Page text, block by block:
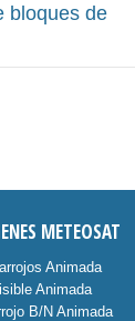
bloques de
METEOSAT
Animada
Animada
B/N Animada